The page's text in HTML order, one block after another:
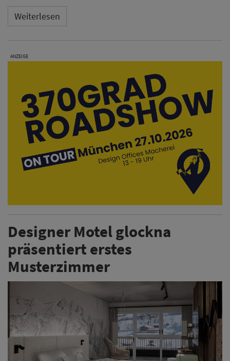
Weiterlesen
ANZEIGE
Designer Motel glockna
präsentiert erstes
Musterzimmer